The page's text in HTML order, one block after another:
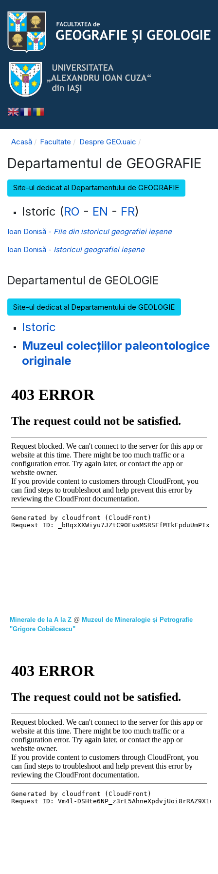
Acasă Facultate Despre GEO.uaic
Departamentul de GEOGRAFIE
Site-ul dedicat al Departamentului de GEOGRAFIE
Istoric (RO - EN - FR)
Ioan Donisă - File din istoricul geografiei ieșene
Ioan Donisă - Istoricul geografiei ieșene
Departamentul de GEOLOGIE
Site-ul dedicat al Departamentului de GEOLOGIE
Istoric
Muzeul colecțiilor paleontologice
originale
Minerale de la A la Z @ Muzeul de Mineralogie și Petrografie
"Grigore Cobălcescu"